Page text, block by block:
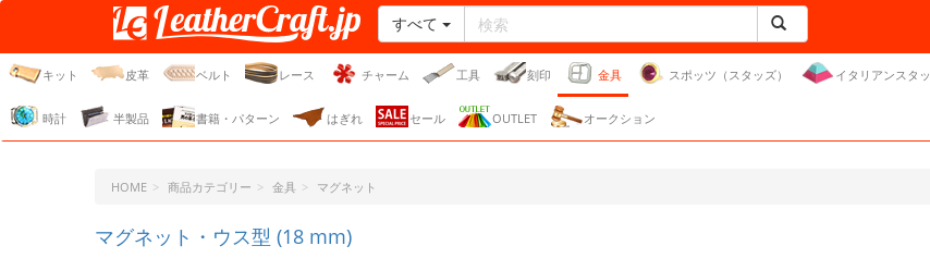
レザークラフト・ドット・
ジェーピー
すべて
キット 皮革 ベルト レース チャーム 工具 刻印 金具 スポッツ（スタッズ） イタリアンスタ
時計 半製品 書籍・パターン はぎれ セール OUTLET オークション
HOME 商品カテゴリー 金具 マグネット
マグネット・ウス型 (18 mm)